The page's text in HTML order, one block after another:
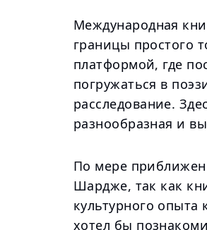
Международная
границы простого
платформой, где
погружаться в
расследование.
разнообразная и
По мере
Шардже, так как
культурного
хотел бы